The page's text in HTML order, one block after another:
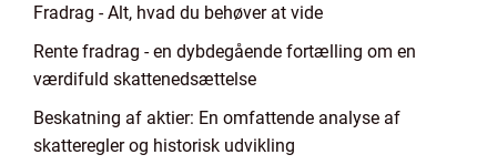
Fradrag - Alt, hvad du behøver at vide
Rente fradrag - en dybdegående fortælling om en
værdifuld skattenedsættelse
Beskatning af aktier: En omfattende analyse af
skatteregler og historisk udvikling